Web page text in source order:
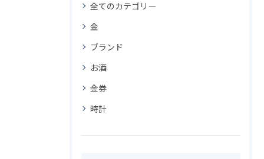
全てのカテゴリー
金
ブランド
お酒
金券
時計